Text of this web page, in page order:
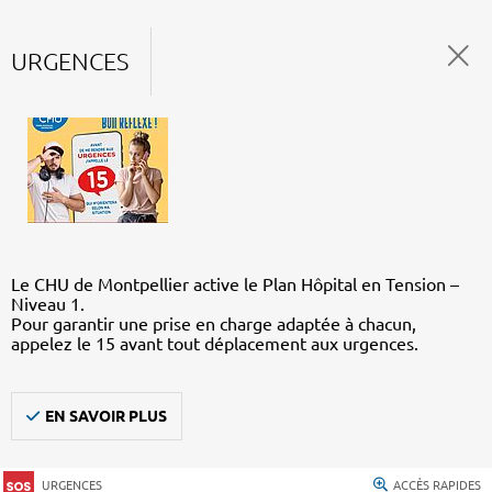
URGENCES
Le CHU de Montpellier active le Plan Hôpital en Tension –
Niveau 1.
Pour garantir une prise en charge adaptée à chacun,
appelez le 15 avant tout déplacement aux urgences.
EN SAVOIR PLUS
URGENCES ACCÈS RAPIDES